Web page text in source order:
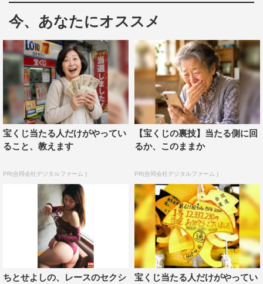
今、あなたにオススメ
宝くじ当たる人だけがやってい
ること、教えます
PR(合同会社デジタルファーム )
【宝くじの裏技】当たる側に回
るか、このままか
PR(合同会社デジタルファーム )
ちとせよしの、レースのセクシ
宝くじ当たる人だけがやってい